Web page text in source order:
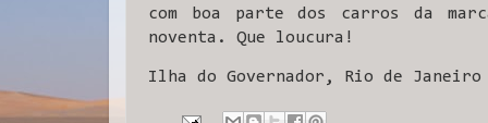
com boa parte dos carros da
noventa. Que loucura!
Ilha do Governador, Rio de